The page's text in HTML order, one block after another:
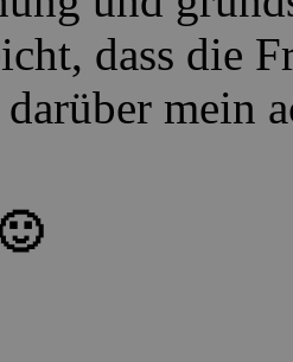
dass die
mein